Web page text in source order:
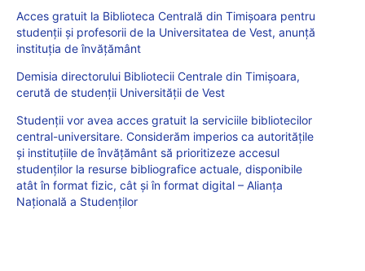
Acces gratuit la Biblioteca Centrală din Timișoara pentru
studenții și profesorii de la Universitatea de Vest, anunță
instituția de învățământ
Demisia directorului Bibliotecii Centrale din Timișoara,
cerută de studenții Universității de Vest
Studenții vor avea acces gratuit la serviciile bibliotecilor
central-universitare. Considerăm imperios ca autoritățile
și instituțiile de învățământ să prioritizeze accesul
studenților la resurse bibliografice actuale, disponibile
atât în format fizic, cât și în format digital – Alianța
Națională a Studenților